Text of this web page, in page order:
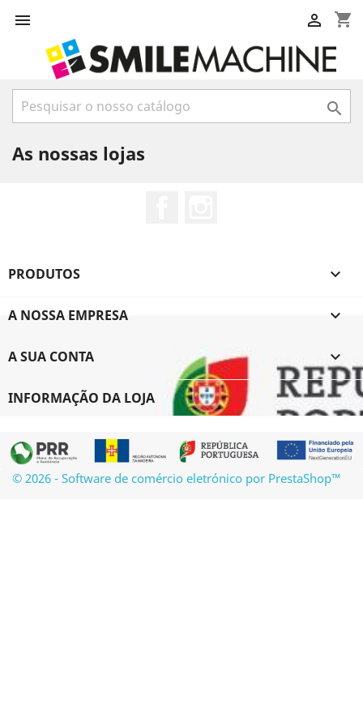
 shopping_cart


As nossas lojas
PRODUTOS 
A NOSSA EMPRESA 
A SUA CONTA 
INFORMAÇÃO DA LOJA
© 2026 - Software de comércio eletrónico por PrestaShop™